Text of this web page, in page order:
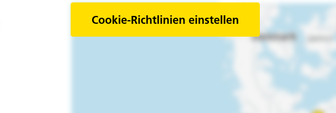
Cookie-Richtlinien einstellen